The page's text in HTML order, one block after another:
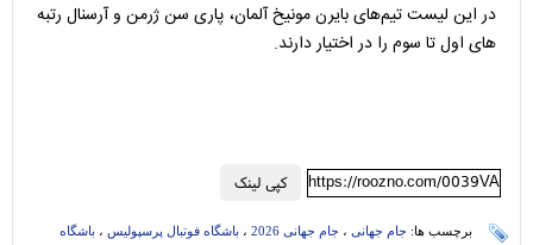
در این لیست تیم‌های بایرن مونیخ آلمان، پاری سن ژرمن و آرسنال رتبه
های اول تا سوم را در اختیار دارند.
کپی لینک https://roozno.com/0039VA
برچسب ها: جام جهانی ، جام جهانی 2026 ، باشگاه فوتبال پرسپولیس ، باشگاه